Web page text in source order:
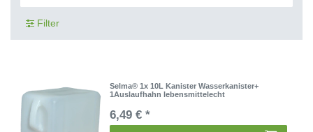
Filter
Selma® 1x 10L Kanister Wasserkanister+
1Auslaufhahn lebensmittelecht
6,49 € *